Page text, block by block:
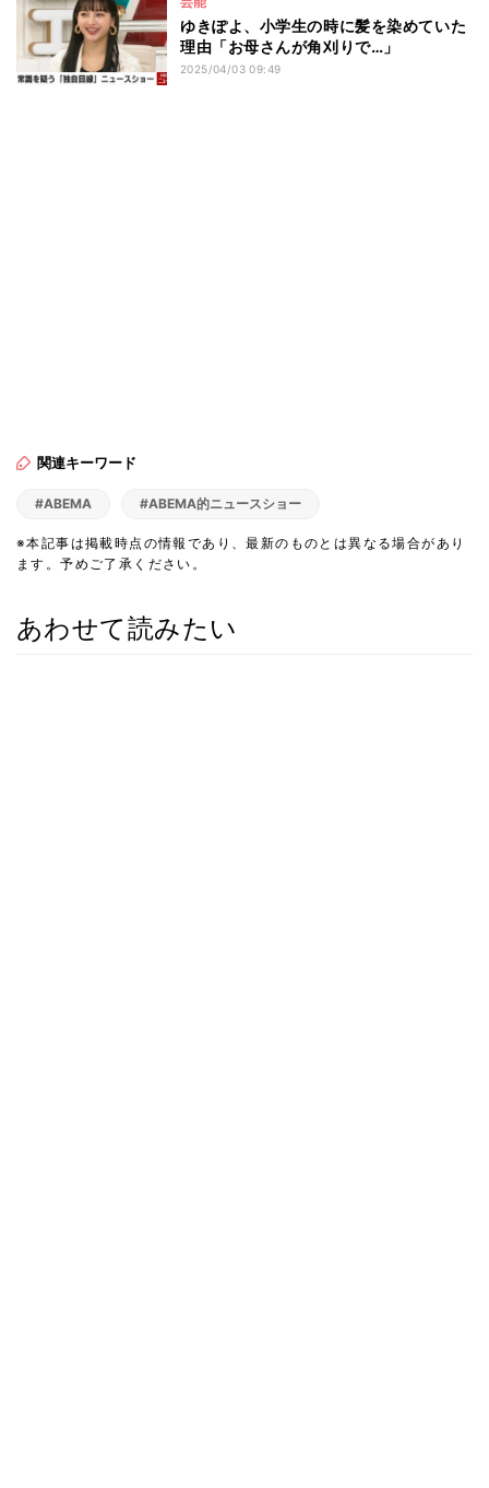
ゆきぽよ、小学生の時に髪を染めていた
理由「お母さんが角刈りで…」
2025/04/03 09:49
関連キーワード
#ABEMA #ABEMA的ニュースショー
※本記事は掲載時点の情報であり、最新のものとは異なる場合があり
ます。予めご了承ください。
あわせて読みたい